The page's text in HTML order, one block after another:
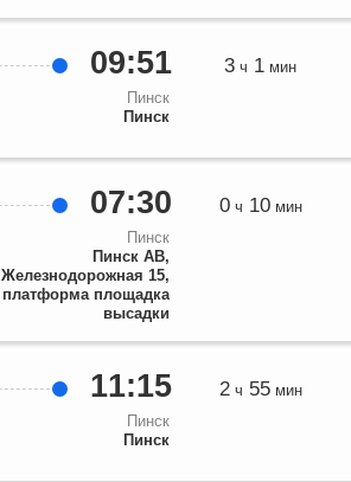
09:51
Пинск
Пинск
3 ч 1 мин
07:30
Пинск
Пинск АВ,
Железнодорожная 15,
платформа площадка
высадки
0ч 10мин
11:15
Пинск
Пинск
2ч 55мин